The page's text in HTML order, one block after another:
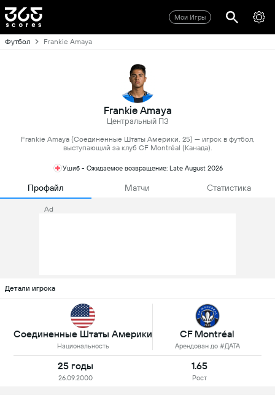
Мои Игры
Футбол Frankie Amaya
Frankie Amaya
Центральный ПЗ
Frankie Amaya (Соединенные Штаты Америки, 25) — игрок в футбол,
выступающий за клуб CF Montréal (Канада).
Ушиб - Ожидаемое возвращение: Late August 2026
Профайл Матчи Статистика
Ad
Детали игрока
Соединенные Штаты Америки
Национальность
CF Montréal
Арендован до #ДАТА
25 годы
26.09.2000
1.65
Рост